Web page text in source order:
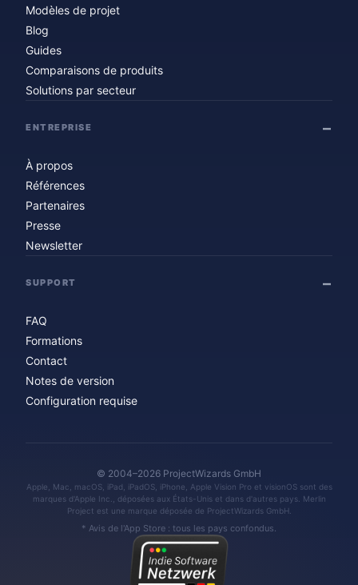
Modèles de projet
Blog
Guides
Comparaisons de produits
Solutions par secteur
ENTREPRISE
À propos
Références
Partenaires
Presse
Newsletter
SUPPORT
FAQ
Formations
Contact
Notes de version
Configuration requise
© 2004–2026 ProjectWizards GmbH
Apple, Mac, macOS, iPad, iPadOS, iPhone, Apple Vision Pro et visionOS sont des
marques d'Apple Inc., déposées aux États-Unis et dans d'autres pays. Merlin
Project est une marque déposée de ProjectWizards GmbH.
* Avis de l'App Store : tous les pays confondus.